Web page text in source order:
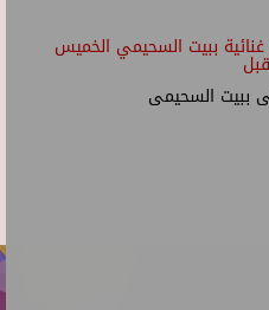
ببيت السحيمي الخميس
ببيت السحيمى